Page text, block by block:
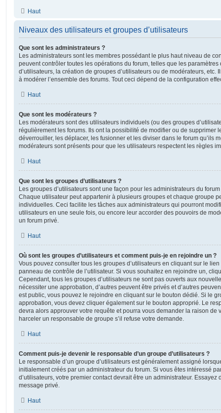
Haut
Niveaux des utilisateurs et groupes d’utilisateurs
Que sont les administrateurs ?
Les administrateurs sont les membres possédant le plus haut niveau de
peuvent contrôler toutes les opérations du forum, telles que les
d’utilisateurs, la création de groupes d’utilisateurs ou de modérateurs, etc.
à modérer l’ensemble des forums. Tout ceci dépend de la configuration
Haut
Que sont les modérateurs ?
Les modérateurs sont des utilisateurs individuels (ou des groupes
régulièrement les forums. Ils ont la possibilité de modifier ou de supprimer
déverrouiller, les déplacer, les fusionner et les diviser dans le forum qu’ils
modérateurs sont présents pour que les utilisateurs respectent les règles
Haut
Que sont les groupes d’utilisateurs ?
Les groupes d’utilisateurs sont une façon pour les administrateurs du
Chaque utilisateur peut appartenir à plusieurs groupes et chaque groupe
individuelles. Ceci facilite les tâches aux administrateurs qui pourront
utilisateurs en une seule fois, ou encore leur accorder des pouvoirs de
un forum privé.
Haut
Où sont les groupes d’utilisateurs et comment puis-je en rejoindre un ?
Vous pouvez consulter tous les groupes d’utilisateurs en cliquant sur le
panneau de contrôle de l’utilisateur. Si vous souhaitez en rejoindre un,
Cependant, tous les groupes d’utilisateurs ne sont pas ouverts aux
nécessiter une approbation, d’autres peuvent être privés et d’autres
est public, vous pouvez le rejoindre en cliquant sur le bouton dédié. Si le
approbation, vous devez cliquer également sur le bouton approprié. Le
devra alors approuver votre requête et pourra vous demander la raison de
harceler un responsable de groupe s’il refuse votre demande.
Haut
Comment puis-je devenir le responsable d’un groupe d’utilisateurs ?
Le responsable d’un groupe d’utilisateurs est généralement assigné
initialement créés par un administrateur du forum. Si vous êtes intéressé
d’utilisateurs, votre premier contact devrait être un administrateur.
message privé.
Haut